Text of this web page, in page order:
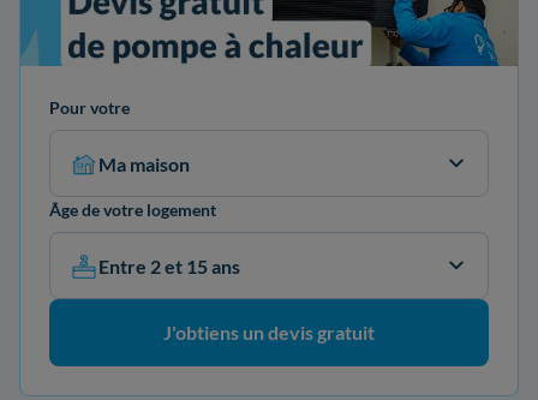
Pour votre
Ma maison
Âge de votre logement
Entre 2 et 15 ans
J'obtiens un devis gratuit